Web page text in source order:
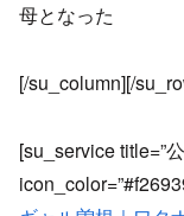
母となった
[/su_column][/
[su_service title=”